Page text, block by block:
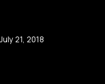
July 21, 2018